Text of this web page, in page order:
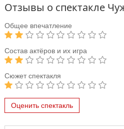
Отзывы о спектакле
Общее впечатление
Состав актёров и их игра
Сюжет спектакля
Оценить спектакль